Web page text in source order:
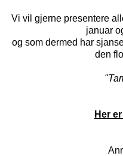
Vi vil gjerne presentere
januar
og som dermed har
den
Her